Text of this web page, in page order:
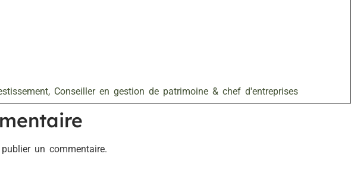
Conseiller en gestion de patrimoine & chef d'entreprises
un commentaire.